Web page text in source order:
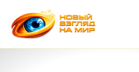
содержимому